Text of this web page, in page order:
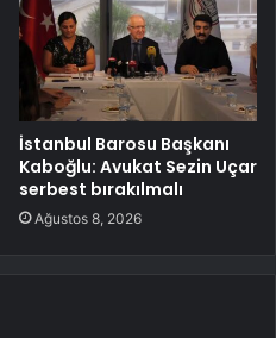
İstanbul Barosu Başkanı
Kaboğlu: Avukat Sezin Uçar
serbest bırakılmalı
Ağustos 8, 2026